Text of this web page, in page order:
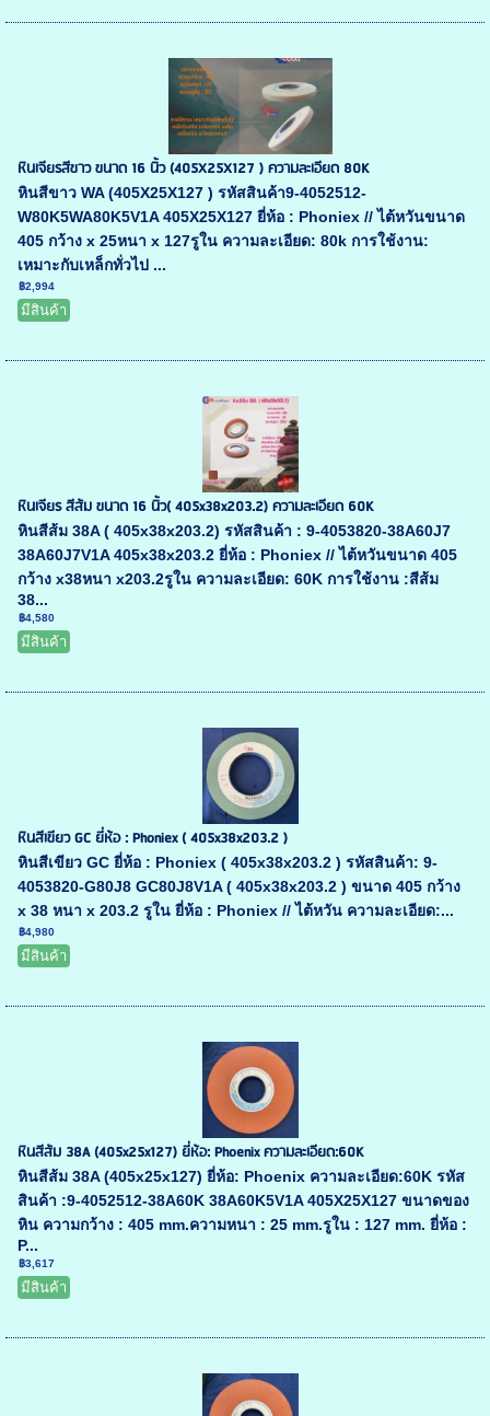
หินเจียรสีขาว ขนาด 16 นิ้ว (405X25X127 ) ความละเอียด 80K
หินสีขาว WA (405X25X127 ) รหัสสินค้า9-4052512-
W80K5WA80K5V1A 405X25X127 ยี่ห้อ : Phoniex // ไต้หวันขนาด
405 กว้าง x 25หนา x 127รูใน ความละเอียด: 80k การใช้งาน:
เหมาะกับเหล็กทั่วไป ...
฿2,994
มีสินค้า
หินเจียร สีส้ม ขนาด 16 นิ้ว( 405x38x203.2) ความละเอียด 60K
หินสีส้ม 38A ( 405x38x203.2) รหัสสินค้า : 9-4053820-38A60J7
38A60J7V1A 405x38x203.2 ยี่ห้อ : Phoniex // ไต้หวันขนาด 405
กว้าง x38หนา x203.2รูใน ความละเอียด: 60K การใช้งาน :สีส้ม
38...
฿4,580
มีสินค้า
หินสีเขียว GC ยี่ห้อ : Phoniex ( 405x38x203.2 )
หินสีเขียว GC ยี่ห้อ : Phoniex ( 405x38x203.2 ) รหัสสินค้า: 9-
4053820-G80J8 GC80J8V1A ( 405x38x203.2 ) ขนาด 405 กว้าง
x 38 หนา x 203.2 รูใน ยี่ห้อ : Phoniex // ไต้หวัน ความละเอียด:...
฿4,980
มีสินค้า
หินสีส้ม 38A (405x25x127) ยี่ห้อ: Phoenix ความละเอียด:60K
หินสีส้ม 38A (405x25x127) ยี่ห้อ: Phoenix ความละเอียด:60K รหัส
สินค้า :9-4052512-38A60K 38A60K5V1A 405X25X127 ขนาดของ
หิน ความกว้าง : 405 mm.ความหนา : 25 mm.รูใน : 127 mm. ยี่ห้อ :
P...
฿3,617
มีสินค้า